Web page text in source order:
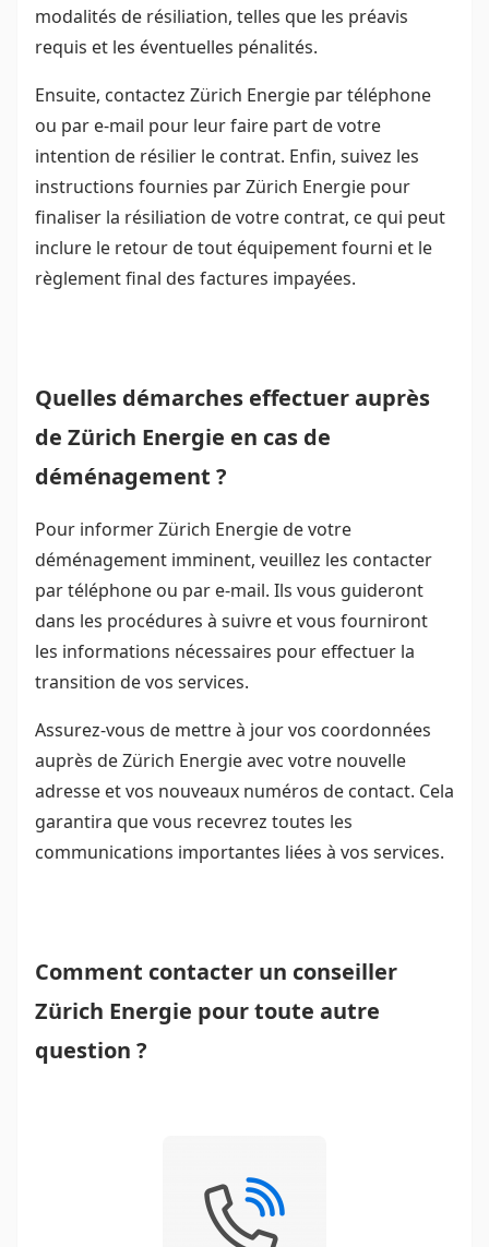
modalités de résiliation, telles que les préavis
requis et les éventuelles pénalités.
Ensuite, contactez Zürich Energie par téléphone
ou par e-mail pour leur faire part de votre
intention de résilier le contrat. Enfin, suivez les
instructions fournies par Zürich Energie pour
finaliser la résiliation de votre contrat, ce qui peut
inclure le retour de tout équipement fourni et le
règlement final des factures impayées.
Quelles démarches effectuer auprès
de Zürich Energie en cas de
déménagement ?
Pour informer Zürich Energie de votre
déménagement imminent, veuillez les contacter
par téléphone ou par e-mail. Ils vous guideront
dans les procédures à suivre et vous fourniront
les informations nécessaires pour effectuer la
transition de vos services.
Assurez-vous de mettre à jour vos coordonnées
auprès de Zürich Energie avec votre nouvelle
adresse et vos nouveaux numéros de contact. Cela
garantira que vous recevrez toutes les
communications importantes liées à vos services.
Comment contacter un conseiller
Zürich Energie pour toute autre
question ?